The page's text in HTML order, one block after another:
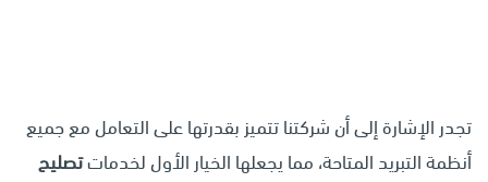
تجدر الإشارة إلى أن شركتنا تتميز بقدرتها على التعامل مع جميع
أنظمة التبريد المتاحة، مما يجعلها الخيار الأول لخدماتتصليح